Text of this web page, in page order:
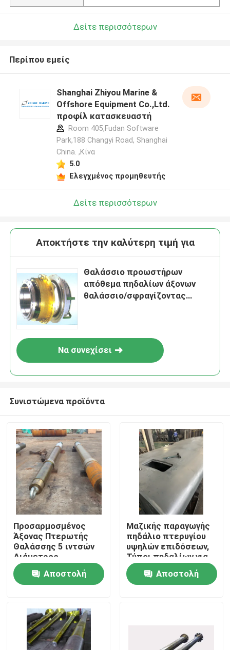
Αρχική Σελίδα
Προϊόντα
Σχετικά με εμάς
Δείτε περισσότερων
Περίπου εμείς
Shanghai Zhiyou Marine &
Offshore Equipment Co.,Ltd.
προφίλ κατασκευαστή
Room 405,Fudan Software
Park,188 Changyi Road, Shanghai
China. ,Κίνα
5.0
Ελεγχμένος προμηθευτής
Δείτε περισσότερων
Αποκτήστε την καλύτερη τιμή για
Θαλάσσιο προωστήρων
απόθεμα πηδαλίων άξονων
θαλάσσιο/σφραγίζοντας
Να συνεχίσει
Συνιστώμενα προϊόντα
Προσαρμοσμένος
Άξονας Πτερωτής
Θαλάσσης 5 ιντσών
Διάμετρος
Σφυρήλατο Ατσάλι
ODM OEMΑποστολή
Μαζικής παραγωγής
πηδάλιο πτερυγίου
υψηλών επιδόσεων,
Τύποι πηδαλίων για
πλοία
Αποστολή